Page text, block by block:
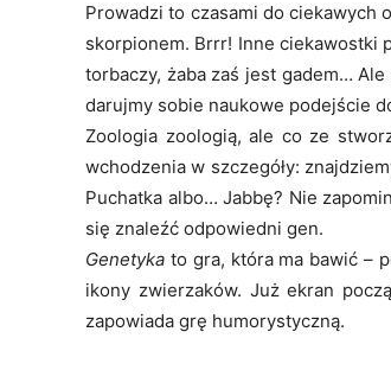
Prowadzi to czasami do ciekawych
skorpionem. Brrr! Inne ciekawostki
torbaczy, żaba zaś jest gadem…
darujmy sobie naukowe podejście
Zoologia zoologią, ale co ze
wchodzenia w szczegóły:
Puchatka albo… Jabbę? Nie
się znaleźć odpowiedni gen.
Genetyka to gra, która ma bawić –
ikony zwierzaków. Już ekran
zapowiada grę humorystyczną.